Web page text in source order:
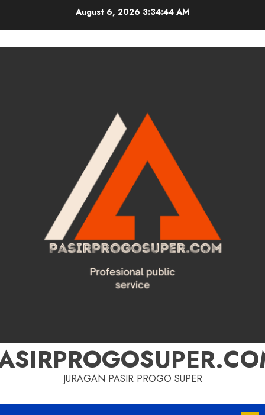
August 6, 2026 3:34:45 AM
JURAGAN PASIR PROGO SUPER